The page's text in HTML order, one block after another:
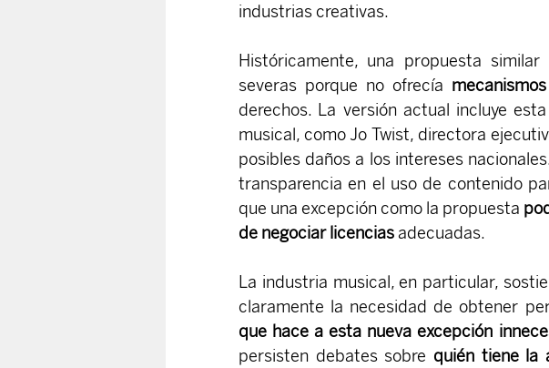
industrias creativas.
Históricamente, una propuesta
severas porque no ofrecía
derechos. La versión actual incluye
musical, como Jo Twist, directora
posibles daños a los intereses
transparencia en el uso de contenido
que una excepción como la propuesta
de negociar licencias adecuadas.
La industria musical, en particular,
claramente la necesidad de obtener
que hace a esta nueva excepción
persisten debates sobre quién tiene la